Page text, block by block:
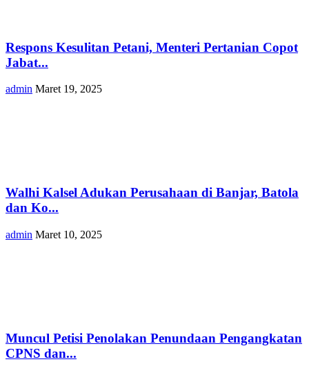
Respons Kesulitan Petani, Menteri Pertanian Copot
Jabat...
admin Maret 19, 2025
Walhi Kalsel Adukan Perusahaan di Banjar, Batola
dan Ko...
admin Maret 10, 2025
Muncul Petisi Penolakan Penundaan Pengangkatan
CPNS dan...